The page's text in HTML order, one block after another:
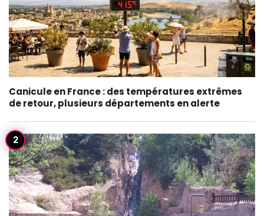
Canicule en France : des températures extrêmes
de retour, plusieurs départements en alerte